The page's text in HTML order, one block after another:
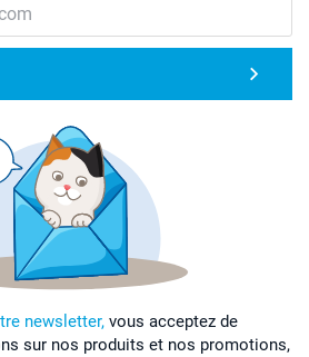
newsletter, vous acceptez de
sur nos produits et nos promotions,